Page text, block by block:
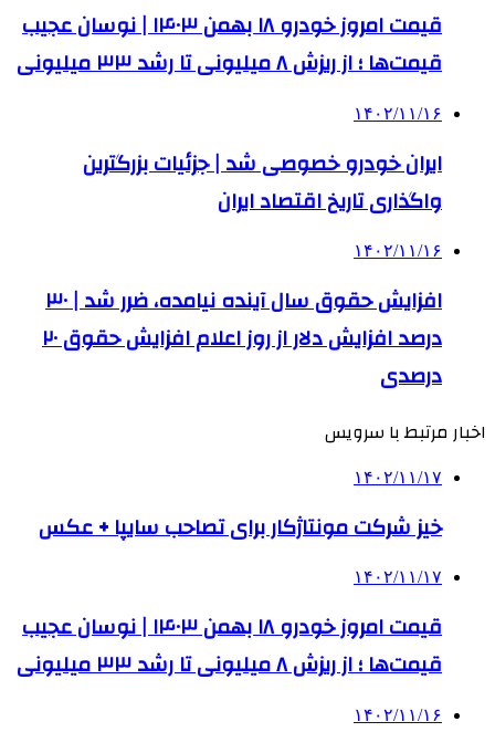
قیمت امروز خودرو ۱۸ بهمن ۱۴۰۳ | نوسان عجیب
قیمت‌ها ؛ از ریزش ۸ میلیونی تا رشد ۳۳ میلیونی
۱۴۰۲/۱۱/۱۶
ایران خودرو خصوصی شد | جزئیات بزرگترین
واگذاری تاریخ اقتصاد ایران
۱۴۰۲/۱۱/۱۶
افزایش حقوق سال آینده نیامده، ضرر شد | ۳۰
درصد افزایش دلار از روز اعلام افزایش حقوق ۲۰
درصدی
اخبار مرتبط با سرویس
۱۴۰۲/۱۱/۱۷
خیز شرکت مونتاژکار برای تصاحب سایپا + عکس
۱۴۰۲/۱۱/۱۷
قیمت امروز خودرو ۱۸ بهمن ۱۴۰۳ | نوسان عجیب
قیمت‌ها ؛ از ریزش ۸ میلیونی تا رشد ۳۳ میلیونی
۱۴۰۲/۱۱/۱۶